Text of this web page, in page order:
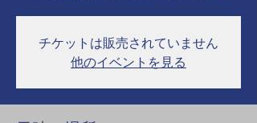
チケットは販売されていません
他のイベントを見る